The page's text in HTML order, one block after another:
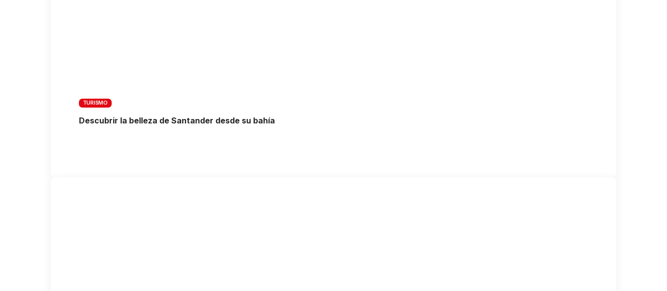
TURISMO
Descubrir la belleza de Santander desde su bahía